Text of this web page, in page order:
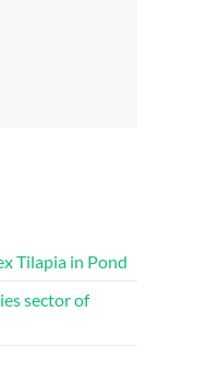
Tilapia in Pond
sector of